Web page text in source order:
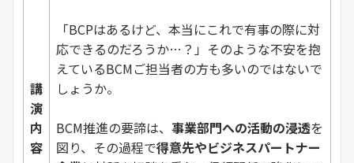
講
演
内
容
「BCPはあるけど、本当にこれで有事の際に対
応できるのだろうか…？」そのような不安を抱
えているBCMご担当者の方も多いのではないで
しょうか。
BCM推進の要諦は、 事業部門への活動の浸透を
図り、その過程で得意先やビジネスパートナー